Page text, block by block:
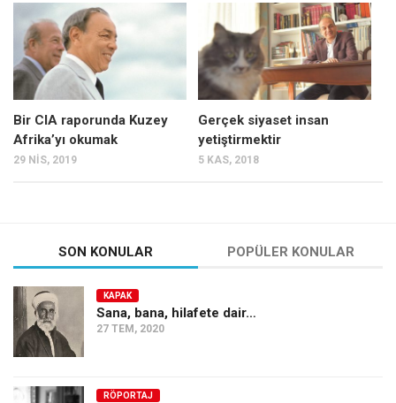
Mehmet Ali Tekin
Abir E. Nahas
Amina S. Jenenkovic
Bağdagül Öz
Esra Elönü
Kategoriler
Kültür Sanat
Kitap
Karisi kitap sualleri
7 soruda bu hafta
Bir CIA raporunda Kuzey
Afrika’yı okumak
29 NIS, 2019
Gerçek siyaset insan
yetiştirmektir
5 KAS, 2018
SON KONULAR POPÜLER KONULAR
KAPAK
Sana, bana, hilafete dair…
27 TEM, 2020
RÖPORTAJ